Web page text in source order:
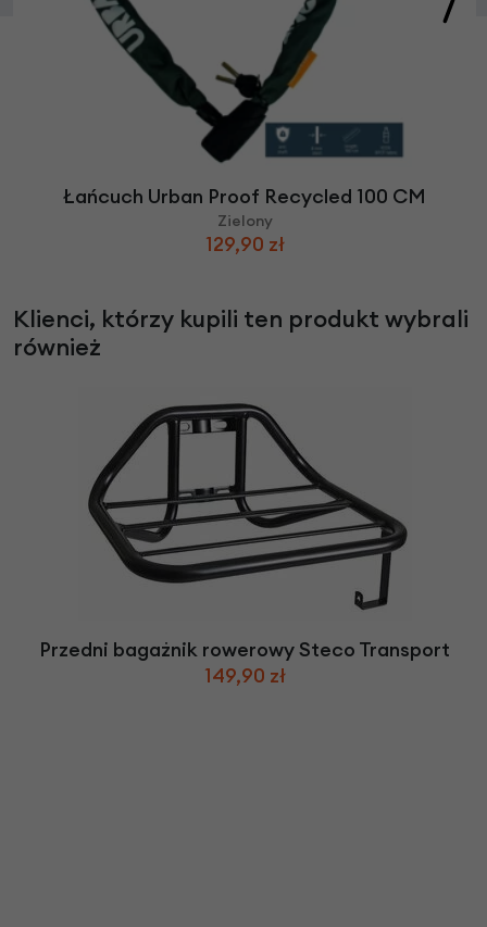
Łańcuch Urban Proof Recycled 100 CM
Zielony
129,90 zł
Klienci, którzy kupili ten produkt wybrali
również
Przedni bagażnik rowerowy Steco Transport
149,90 zł